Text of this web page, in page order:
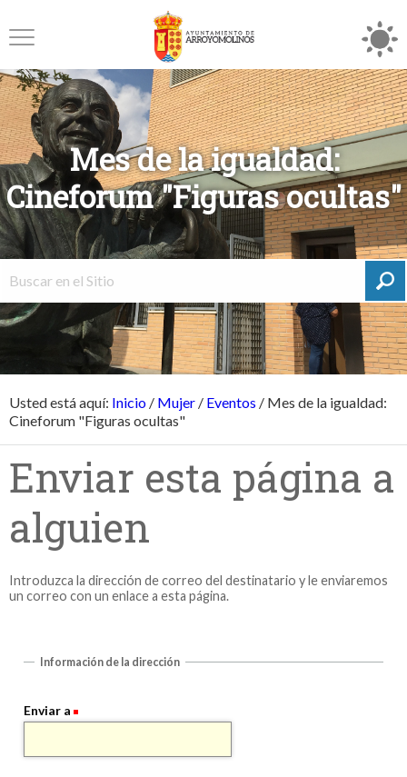
Mes de la igualdad:
Cineforum "Figuras ocultas"
Usted está aquí: Inicio / Mujer / Eventos / Mes de la igualdad:
Cineforum "Figuras ocultas"
Enviar esta página a
alguien
Introduzca la dirección de correo del destinatario y le enviaremos
un correo con un enlace a esta página.
Información de la dirección
Enviar a